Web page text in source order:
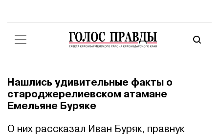
Нашлись удивительные факты о
староджерелиевском атамане
Емельяне Буряке
О них рассказал Иван Буряк, правнук